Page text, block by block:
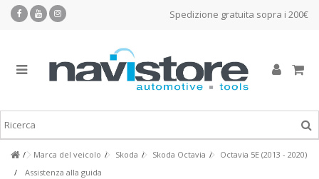
Spedizione gratuita sopra i 200€
Marca del veicolo Skoda Skoda Octavia
Octavia 5E (2013 - 2020)
Assistenza alla guida